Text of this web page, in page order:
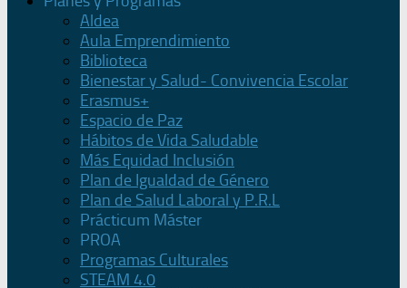
Aldea
Aula Emprendimiento
Biblioteca
Bienestar y Salud- Convivencia Escolar
Erasmus+
Espacio de Paz
Hábitos de Vida Saludable
Más Equidad Inclusión
Plan de Igualdad de Género
Plan de Salud Laboral y P.R.L
Prácticum Máster
PROA
Programas Culturales
STEAM 4.0